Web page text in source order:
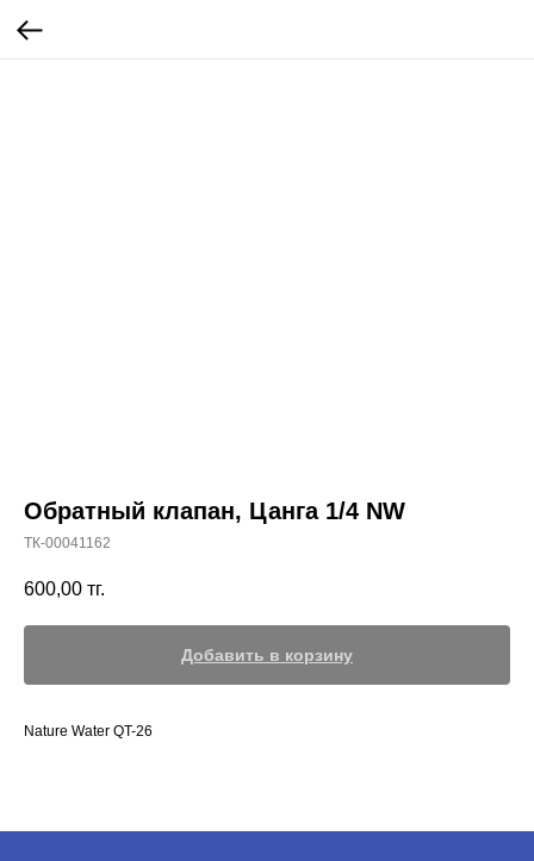
Обратный клапан, Цанга 1/4 NW
ТК-00041162
600,00 тг.
Добавить в корзину
Nature Water QT-26